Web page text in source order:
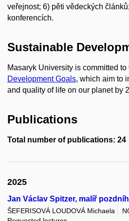
veřejnost; 6) pěti vědeckých
konferencích.
Sustainable
Masaryk University is committed to
Development Goals, which aim to
and quality of life on our planet by
Publications
Total number of publications: 24
2025
Jan Václav Spitzer, malíř
ŠEFERISOVÁ LOUDOVÁ Michaela